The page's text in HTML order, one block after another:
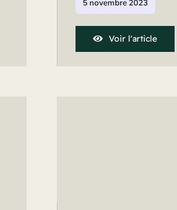
5 novembre 2023
Voir l'article